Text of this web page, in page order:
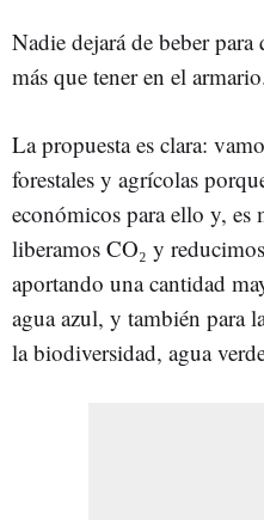
Nadie dejará de beber
más que tener en el
La propuesta es clara:
forestales y agrícolas
económicos para ello y, es
liberamos CO₂ y
aportando una cantidad
agua azul, y también para
la biodiversidad, agua